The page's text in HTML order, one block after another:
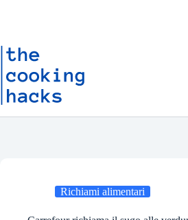
t
o
n
Richiami alimentari